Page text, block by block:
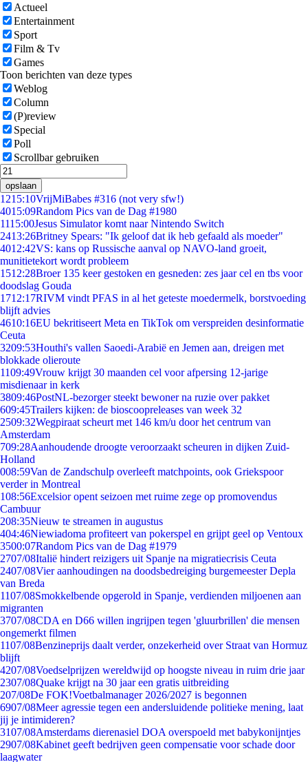
Actueel
Entertainment
Sport
Film & Tv
Games
Toon berichten van deze types
Weblog
Column
(P)review
Special
Poll
Scrollbar gebruiken
opslaan
1215:10VrijMiBabes #316 (not very sfw!)
4015:09Random Pics van de Dag #1980
1115:00Jesus Simulator komt naar Nintendo Switch
2413:26Britney Spears: "Ik geloof dat ik heb gefaald als moeder"
4012:42VS: kans op Russische aanval op NAVO-land groeit,
munitietekort wordt probleem
1512:28Broer 135 keer gestoken en gesneden: zes jaar cel en tbs voor
doodslag Gouda
1712:17RIVM vindt PFAS in al het geteste moedermelk, borstvoeding
blijft advies
4610:16EU bekritiseert Meta en TikTok om verspreiden desinformatie
Ceuta
3209:53Houthi's vallen Saoedi-Arabië en Jemen aan, dreigen met
blokkade olieroute
1109:49Vrouw krijgt 30 maanden cel voor afpersing 12-jarige
misdienaar in kerk
3809:46PostNL-bezorger steekt bewoner na ruzie over pakket
609:45Trailers kijken: de bioscoopreleases van week 32
2509:32Wegpiraat scheurt met 146 km/u door het centrum van
Amsterdam
709:28Aanhoudende droogte veroorzaakt scheuren in dijken Zuid-
Holland
008:59Van de Zandschulp overleeft matchpoints, ook Griekspoor
verder in Montreal
108:56Excelsior opent seizoen met ruime zege op promovendus
Cambuur
208:35Nieuw te streamen in augustus
404:46Niewiadoma profiteert van pokerspel en grijpt geel op Ventoux
3500:07Random Pics van de Dag #1979
2707/08Italië hindert reizigers uit Spanje na migratiecrisis Ceuta
2407/08Vier aanhoudingen na doodsbedreiging burgemeester Depla
van Breda
1107/08Smokkelbende opgerold in Spanje, verdienden miljoenen aan
migranten
3707/08CDA en D66 willen ingrijpen tegen 'gluurbrillen' die mensen
ongemerkt filmen
1107/08Benzineprijs daalt verder, onzekerheid over Straat van Hormuz
blijft
4207/08Voedselprijzen wereldwijd op hoogste niveau in ruim drie jaar
2307/08Quake krijgt na 30 jaar een gratis uitbreiding
207/08De FOK!Voetbalmanager 2026/2027 is begonnen
6907/08Meer agressie tegen een andersluidende politieke mening, laat
jij je intimideren?
3107/08Amsterdams dierenasiel DOA overspoeld met babykonijntjes
2907/08Kabinet geeft bedrijven geen compensatie voor schade door
laagwater